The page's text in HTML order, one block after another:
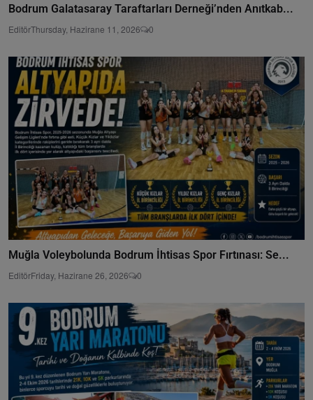
Bodrum Galatasaray Taraftarları Derneği’nden Anıtkab...
EditörThursday, Hazirane 11, 2026 0
Muğla Voleybolunda Bodrum İhtisas Spor Fırtınası: Se...
EditörFriday, Hazirane 26, 2026 0